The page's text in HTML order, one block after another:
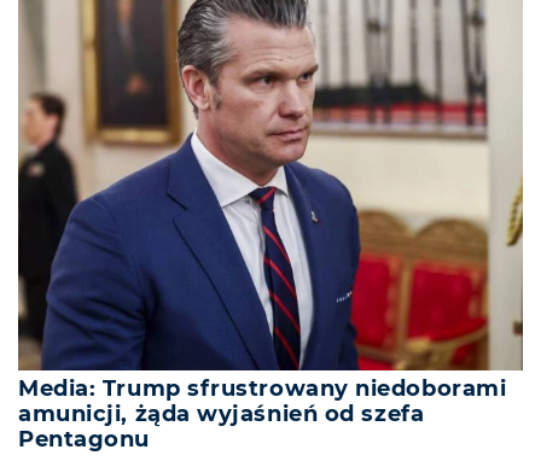
Media: Trump sfrustrowany niedoborami
amunicji, żąda wyjaśnień od szefa
Pentagonu